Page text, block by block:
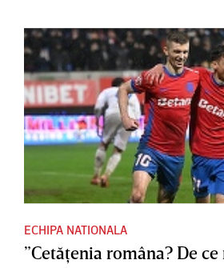
ECHIPA NATIONALA
”Cetăţenia româna? De ce